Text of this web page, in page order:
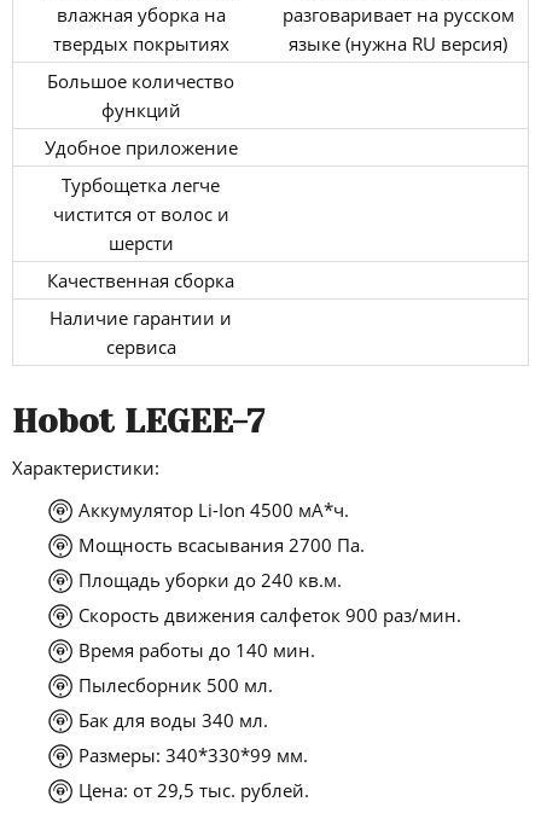
влажная уборка на
твердых покрытиях
разговаривает на русском
языке (нужна RU версия)
Большое количество
функций
Удобное приложение
Турбощетка легче
чистится от волос и
шерсти
Качественная сборка
Наличие гарантии и
сервиса
Hobot LEGEE-7
Характеристики:
Аккумулятор Li-Ion 4500 мА*ч.
Мощность всасывания 2700 Па.
Площадь уборки до 240 кв.м.
Скорость движения салфеток 900 раз/мин.
Время работы до 140 мин.
Пылесборник 500 мл.
Бак для воды 340 мл.
Размеры: 340*330*99 мм.
Цена: от 29,5 тыс. рублей.